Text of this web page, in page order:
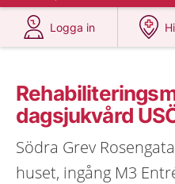
Logga in
på 1177.se
dagsjukvård
Södra Grev
huset, ingång M3